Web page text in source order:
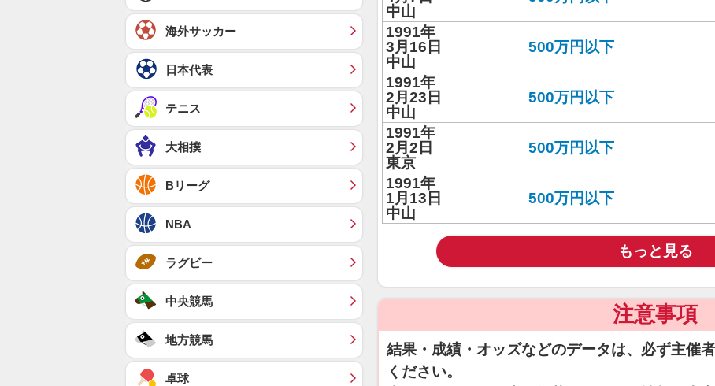
中山
1991年
3月16日
中山
500万円以下
1991年
2月23日
中山
500万円以下
1991年
2月2日
東京
500万円以下
1991年
1月13日
中山
500万円以下
もっと見る
注意事項
結果・成績・オッズなどのデータは、必ず主催
ください。
海外サッカー
日本代表
テニス
大相撲
Bリーグ
NBA
ラグビー
中央競馬
地方競馬
卓球